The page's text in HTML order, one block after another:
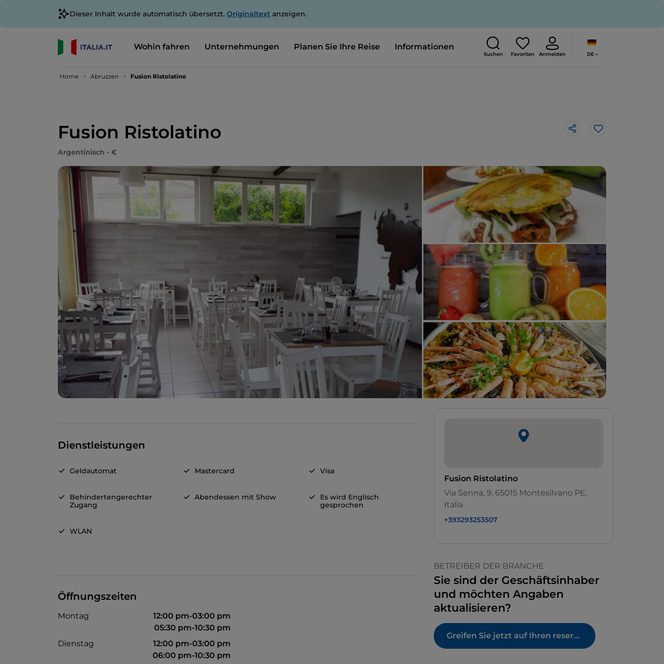
Dieser Inhalt wurde automatisch übersetzt. Originaltext anzeigen.
Wohin fahren Unternehmungen Planen Sie Ihre Reise Informationen
Suchen Favoriten Anmelden DE
Home Abruzzen Fusion Ristolatino
Fusion Ristolatino Like
Argentinisch - €
Dienstleistungen
Geldautomat Mastercard Visa
Behindertengerechter
Zugang
Abendessen mit Show
Es wird Englisch
gesprochen
WLAN
Öffnungszeiten
Montag
12:00 pm-03:00 pm
05:30 pm-10:30 pm
Dienstag
12:00 pm-03:00 pm
06:00 pm-10:30 pm
Fusion Ristolatino
Via Senna, 9, 65015 Montesilvano PE,
Italia
+393293253507
BETREIBER DER BRANCHE
Sie sind der Geschäftsinhaber
und möchten Angaben
aktualisieren?
Greifen Sie jetzt auf Ihren reservierten Bereich zu